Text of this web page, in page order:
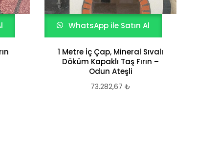
WhatsApp ile Satın Al
1 Metre İç Çap, Mineral Sıvalı
Döküm Kapaklı Taş Fırın –
Odun Ateşli
73.282,67 ₺